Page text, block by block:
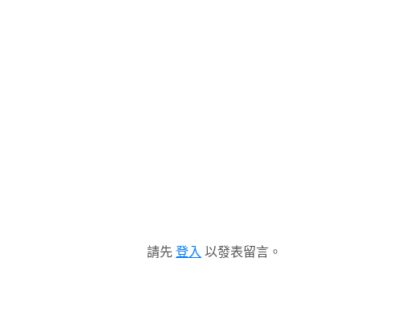
請先 登入 以發表留言。